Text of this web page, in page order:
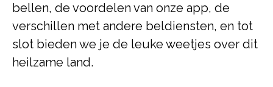
bellen, de voordelen van onze app, de
verschillen met andere beldiensten, en tot
slot bieden we je de leuke weetjes over dit
heilzame land.